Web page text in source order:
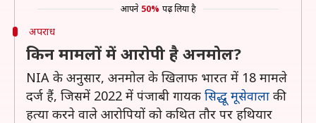
आपने 50% पढ़ लिया है
अपराध
किन मामलों में आरोपी है अनमोल?
NIA के अनुसार, अनमोल के खिलाफ भारत में 18 मामले
दर्ज हैं, जिसमें 2022 में पंजाबी गायक सिद्धू मूसेवाला की
हत्या करने वाले आरोपियों को कथित तौर पर हथियार